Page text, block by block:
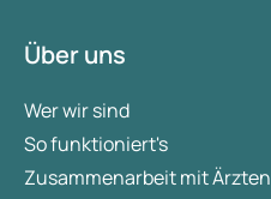
Über uns
Wer wir sind
So funktioniert's
Zusammenarbeit mit Ärzten